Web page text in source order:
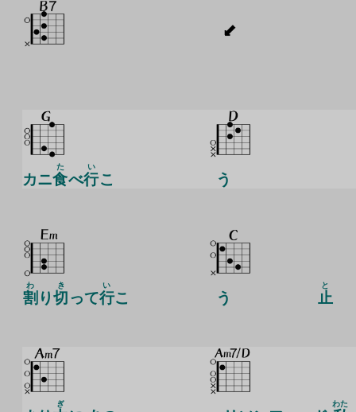
カニ食
た
べ行
い
こ う
割
わ
り切
き
って行
い
こ う 止
と
ぎ わた